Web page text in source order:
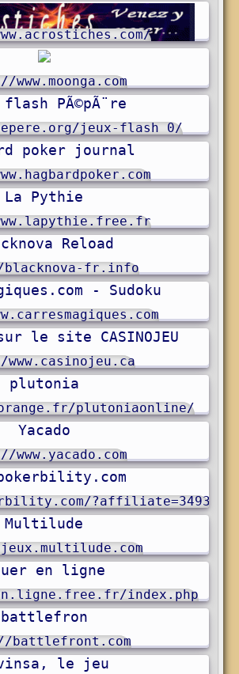
flash PÃ©pÃ¨re
jeux-flash_0/
poker journal
La Pythie
Reload
fr.info
- Sudoku
le site CASINOJEU
plutonia
plutoniaonline/
Yacado
?affiliate=3493
Multilude
en ligne
index.php
battlefron
battlefront.com
le jeu